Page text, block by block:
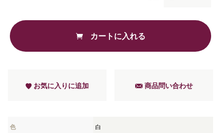
カートに入れる
お気に入りに追加 商品問い合わせ
色 白